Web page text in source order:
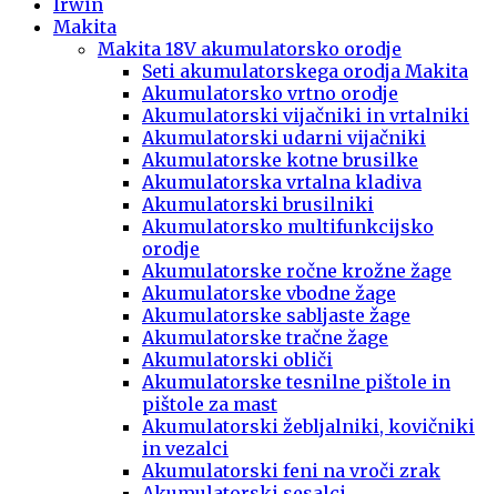
Irwin
Makita
Makita 18V akumulatorsko orodje
Seti akumulatorskega orodja Makita
Akumulatorsko vrtno orodje
Akumulatorski vijačniki in vrtalniki
Akumulatorski udarni vijačniki
Akumulatorske kotne brusilke
Akumulatorska vrtalna kladiva
Akumulatorski brusilniki
Akumulatorsko multifunkcijsko
orodje
Akumulatorske ročne krožne žage
Akumulatorske vbodne žage
Akumulatorske sabljaste žage
Akumulatorske tračne žage
Akumulatorski obliči
Akumulatorske tesnilne pištole in
pištole za mast
Akumulatorski žebljalniki, kovičniki
in vezalci
Akumulatorski feni na vroči zrak